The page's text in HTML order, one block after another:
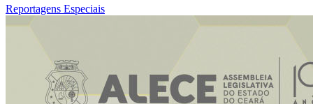
Reportagens Especiais